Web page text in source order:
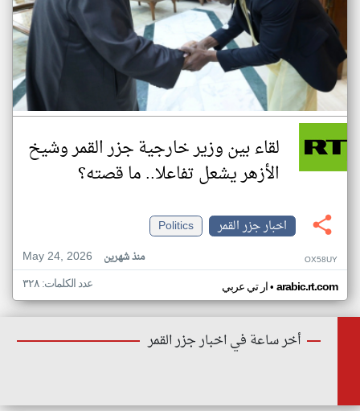
لقاء بين وزير خارجية جزر القمر وشيخ
الأزهر يشعل تفاعلا.. ما قصته؟
اخبار جزر القمر
Politics
May 24, 2026
منذ شهرين OX58UY
ار تي عربي• arabic.rt.com عدد الكلمات: ٣٢٨
أخر ساعة في اخبار جزر القمر